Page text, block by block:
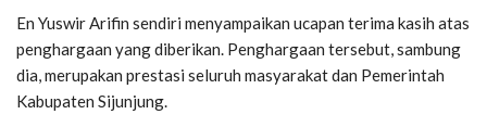
En Yuswir Arifin sendiri menyampaikan ucapan terima kasih atas
penghargaan yang diberikan. Penghargaan tersebut, sambung
dia, merupakan prestasi seluruh masyarakat dan Pemerintah
Kabupaten Sijunjung.